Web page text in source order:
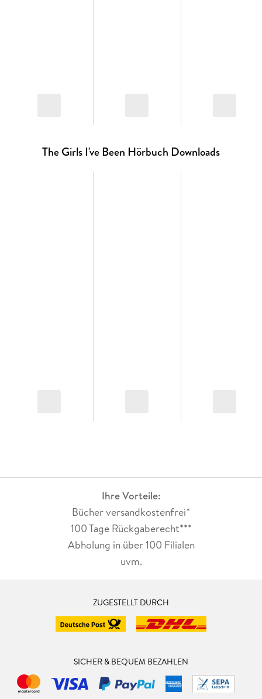
The Girls I've Been Hörbuch Downloads
Ihre Vorteile:
Bücher versandkostenfrei*
100 Tage Rückgaberecht***
Abholung in über 100 Filialen
uvm.
ZUGESTELLT DURCH
SICHER & BEQUEM BEZAHLEN